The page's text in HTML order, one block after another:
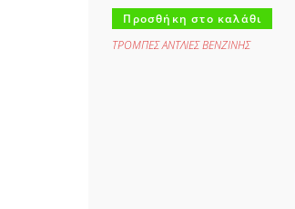
Προσθήκη στο καλάθι
ΤΡΟΜΠΕΣ ΑΝΤΛΙΕΣ ΒΕΝΖΙΝΗΣ